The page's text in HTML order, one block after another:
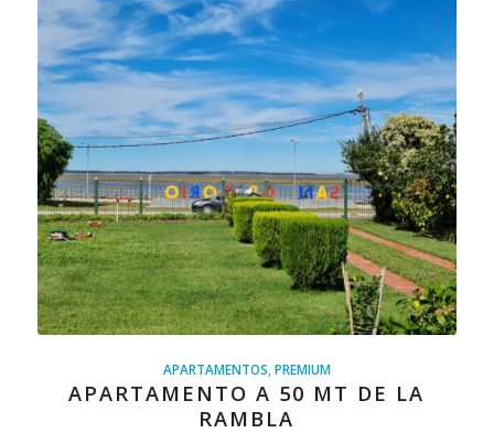
APARTAMENTOS PREMIUM
APARTAMENTO A 50 MT DE LA
RAMBLA